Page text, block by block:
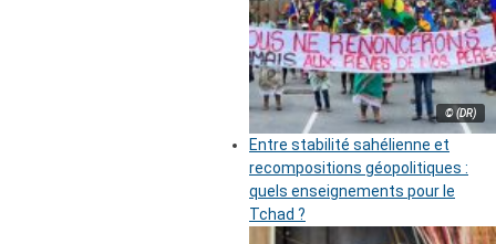
© (DR)
Entre stabilité sahélienne et
recompositions géopolitiques :
quels enseignements pour le
Tchad ?